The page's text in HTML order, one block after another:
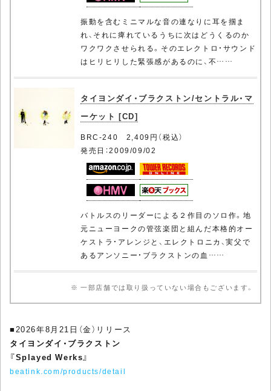
振動を含むミニマルな音の連なりに耳を掴ま
れ、それに痺れているうちに次はどうくるのか
ワクワクさせられる。そのエレクトロ・サウンド
はヒリヒリした緊張感があるのに、不……
タイヨンダイ・ブラクストン/セントラル・マ
ーケット [CD]
BRC-240 2,409円（税込）
発売日：2009/09/02
バトルスのリーダーによる２作目のソロ作。地
元ニューヨークの管弦楽団と組んだ本格的オー
ケストラ・アレンジと、エレクトロニカ、実父で
あるアンソニー・ブラクストンの血……
※ 一部店舗では取り扱っていない場合もございます。
■2026年8月21日（金）リリース
タイヨンダイ・ブラクストン
『Splayed Werks』
beatink.com/products/detail